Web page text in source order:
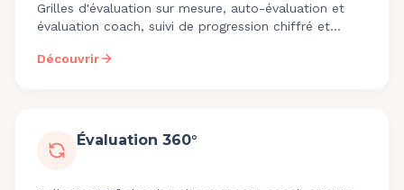
Grilles d'évaluation sur mesure, auto-évaluation et
évaluation coach, suivi de progression chiffré et
Découvrir
Évaluation 360°